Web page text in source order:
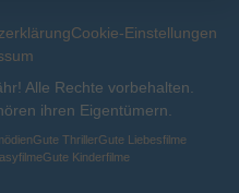
Cookie-Einstellungen
Alle Rechte vorbehalten.
ihren Eigentümern.
Gute ThrillerGute Liebesfilme
Gute Kinderfilme